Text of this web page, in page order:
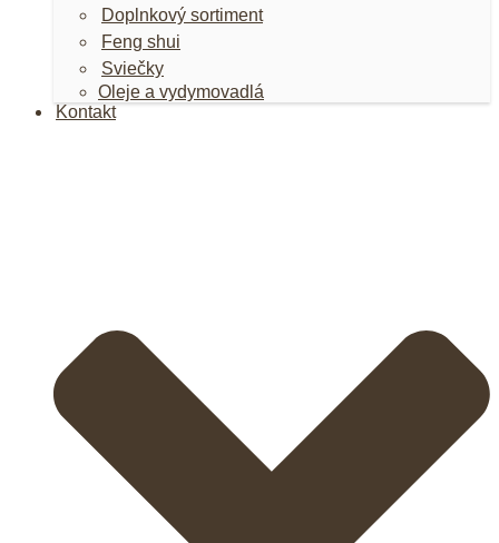
Doplnkový sortiment
Feng shui
Sviečky
Oleje a vydymovadlá
Kontakt